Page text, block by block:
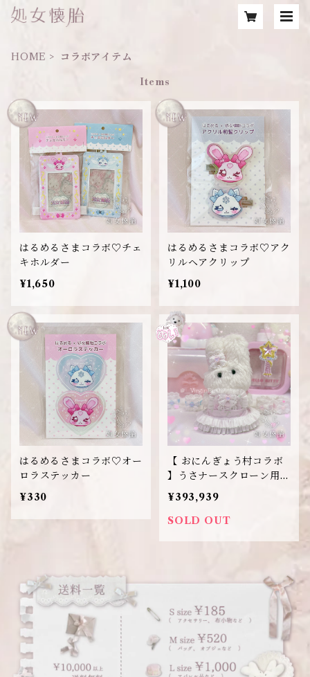
HOME コラボアイテム
Items
はるめるさまコラボ♡チェ
キホルダー
¥1,650
はるめるさまコラボ♡アク
リルヘアクリップ
¥1,100
はるめるさまコラボ♡オー
ロラステッカー
¥330
【 おにんぎょう村コラボ
】うさナースクローン用メ
イドこすちゅ〜む
¥393,939
SOLD OUT